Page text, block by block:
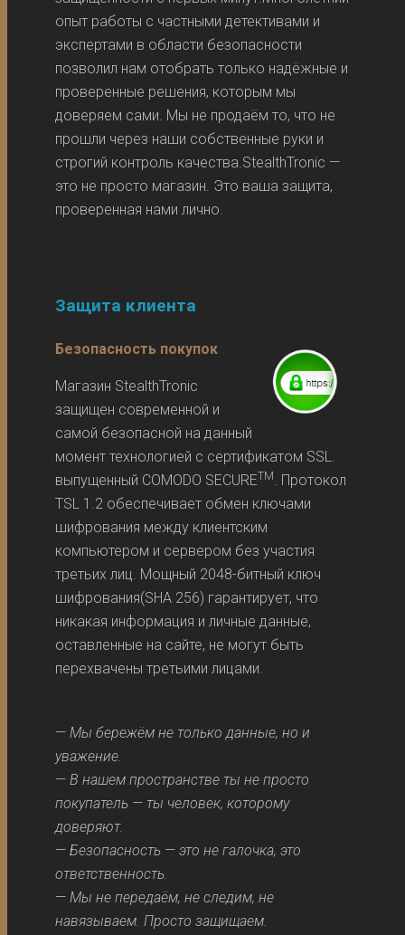
опыт работы с частными детективами и
экспертами в области безопасности
позволил нам отобрать только надёжные и
проверенные решения, которым мы
доверяем сами. Мы не продаём то, что не
прошли через наши собственные руки и
строгий контроль качества.StealthTronic —
это не просто магазин. Это ваша защита,
проверенная нами лично.
Защита клиента
Безопасность покупок
Магазин StealthTronic
защищен современной и
самой безопасной на данный
момент технологией с сертификатом SSL.
выпущенный COMODO SECURETM. Протокол
TSL 1.2 обеспечивает обмен ключами
шифрования между клиентским
компьютером и сервером без участия
третьих лиц. Мощный 2048-битный ключ
шифрования(SHA 256) гарантирует, что
никакая информация и личные данные,
оставленные на сайте, не могут быть
перехвачены третьими лицами.
—Мы бережём не только данные, но и
уважение.
—В нашем пространстве ты не просто
покупатель — ты человек, которому
доверяют.
—Безопасность — это не галочка, это
ответственность.
—Мы не передаём, не следим, не
навязываем. Просто защищаем.